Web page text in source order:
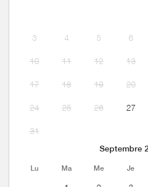
3 4 5 6
10 11 12 13
17 18 19 20
24 25 26 27
31
Septembre
Lu Ma Me Je